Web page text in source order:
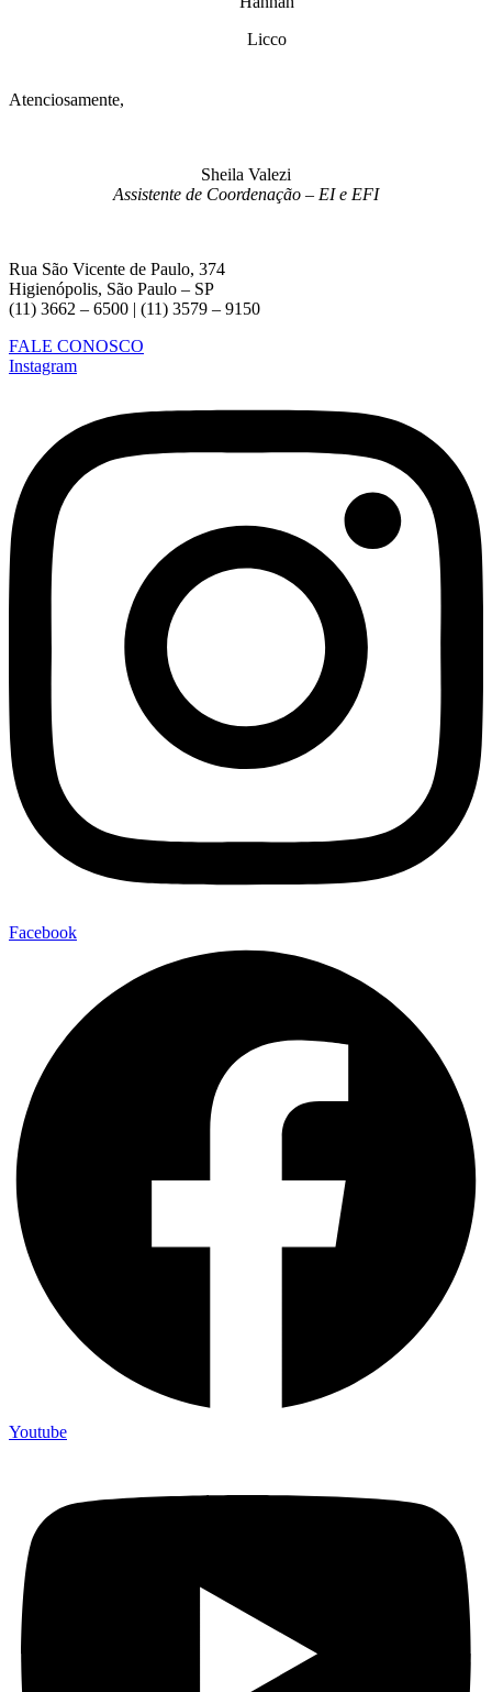
Licco
Atenciosamente,
Sheila Valezi
Assistente de Coordenação – EI e EFI
Rua São Vicente de Paulo, 374
Higienópolis, São Paulo – SP
(11) 3662 – 6500 | (11) 3579 – 9150
FALE CONOSCO
Instagram
Facebook
Youtube